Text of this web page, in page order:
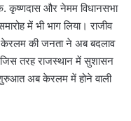
कृष्णदास और नेमम विधानसभा
में भी भाग लिया। राजीव
की जनता ने अब बदलाव
तरह राजस्थान में सुशासन
शुरुआत अब केरलम में होने वाली